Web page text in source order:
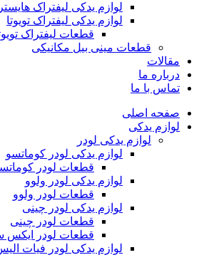
لوازم یدکی لیفتراک هایستر
لوازم یدکی لیفتراک تویوتا
قطعات لیفتراک تویوتا
قطعات مینی بیل مکانیکی
ما
با ما
اصلی
یدکی
لوازم یدکی لودر
لوازم یدکی لودر کوماتسو
قطعات لودر کوماتسو
لوازم یدکی لودر ولوو
قطعات لودر ولوو
لوازم یدکی لودر چینی
قطعات لودر چینی
قطعات لودر ایکس سی ام جی xcmg
لوازم یدکی لودر فیات الیس